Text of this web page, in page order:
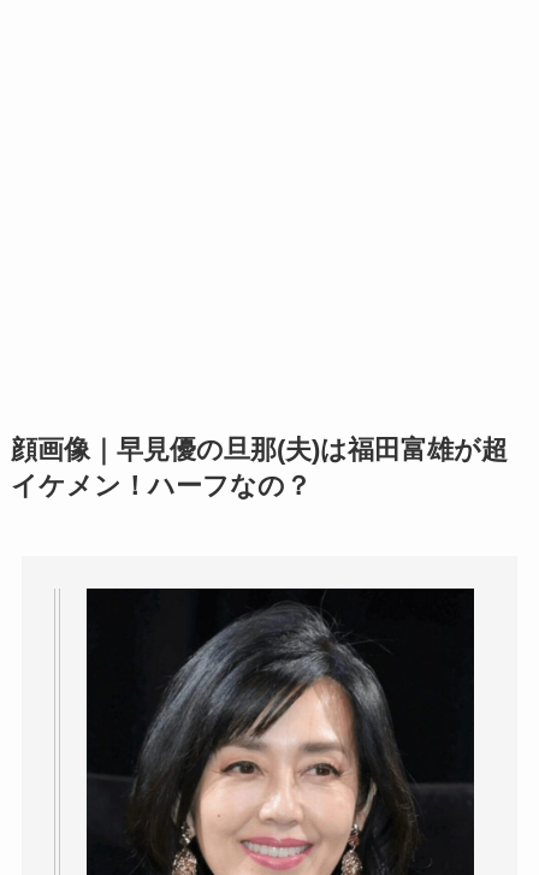
顔画像｜早見優の旦那(夫)は福田富雄が超
イケメン！ハーフなの？